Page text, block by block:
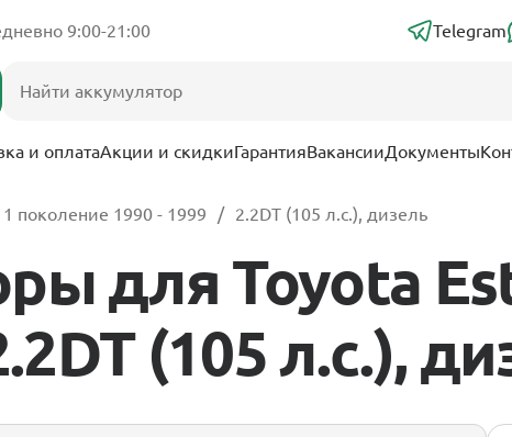
9:00-21:00 Telegram
и оплатаАкции и скидкиГарантияВакансииДокументы
1 поколение 1990 - 1999 2.2DT (105 л.с.), дизель
для Toyota
(105 л.с.),